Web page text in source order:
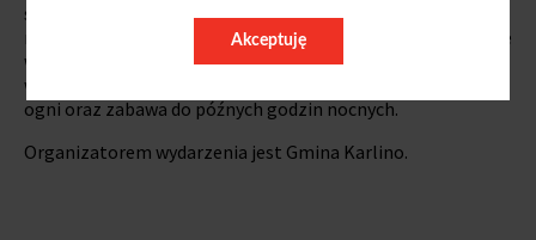
Akceptuję
sportowe, koncerty, pokazy taneczne oraz warsztaty dla
najmłodszych. Nie zabraknie rytuałów, takich jak puszczanie
wianków, poszukiwanie kwiatu paproci czy iluminacji
wodnych. Na koniec zaplanowany został pokaz sztucznych
ogni oraz zabawa do późnych godzin nocnych.
Organizatorem wydarzenia jest Gmina Karlino.